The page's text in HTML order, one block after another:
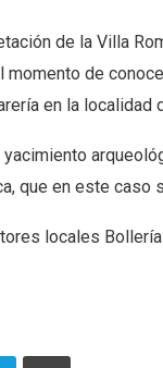
de la Villa
de
en la localidad
que en este caso
locales